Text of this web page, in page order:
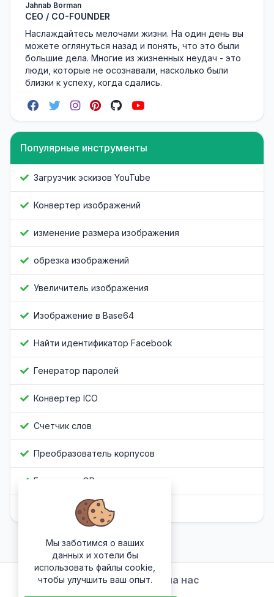
Jahnab Borman
CEO / CO-FOUNDER
Наслаждайтесь мелочами жизни. На один день вы
можете оглянуться назад и понять, что это были
большие дела. Многие из жизненных неудач - это
люди, которые не осознавали, насколько были
близки к успеху, когда сдались.
Популярные инструменты
Загрузчик эскизов YouTube
Конвертер изображений
изменение размера изображения
обрезка изображений
Увеличитель изображения
Изображение в Base64
Найти идентификатор Facebook
Генератор паролей
Конвертер ICO
Счетчик слов
Преобразователь корпусов
Генератор QR-кода
Обфускатор Javascript
Подписывайтесь на нас
Мы заботимся о ваших
данных и хотели бы
использовать файлы cookie,
чтобы улучшить ваш опыт.